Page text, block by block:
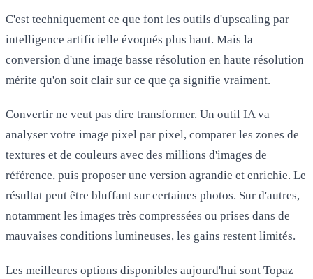
C'est techniquement ce que font les outils d'upscaling par
intelligence artificielle évoqués plus haut. Mais la
conversion d'une image basse résolution en haute résolution
mérite qu'on soit clair sur ce que ça signifie vraiment.
Convertir ne veut pas dire transformer. Un outil IA va
analyser votre image pixel par pixel, comparer les zones de
textures et de couleurs avec des millions d'images de
référence, puis proposer une version agrandie et enrichie. Le
résultat peut être bluffant sur certaines photos. Sur d'autres,
notamment les images très compressées ou prises dans de
mauvaises conditions lumineuses, les gains restent limités.
Les meilleures options disponibles aujourd'hui sont Topaz